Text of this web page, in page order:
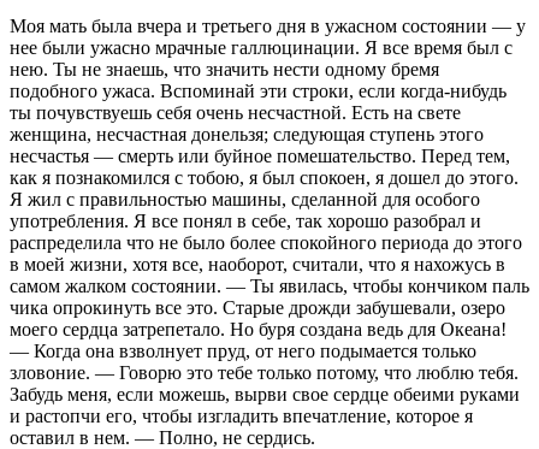
Моя мать была вчера и третьего дня в ужасном состоянии — у
нее были ужасно мрачные галлюцинации. Я все время был с
нею. Ты не знаешь, что значить нести одному бремя
подобного ужаса. Вспоминай эти строки, если когда-нибудь
ты почувствуешь себя очень несчастной. Есть на свете
женщина, несчастная донельзя; следующая ступень этого
несчастья — смерть или буйное помешательство. Перед тем,
как я позна­комился с тобою, я был спокоен, я дошел до это­го.
Я жил с правильностью машины, сделанной для особого
употребления. Я все понял в себе, так хо­рошо разобрал и
распределила что не было более спокойного периода до этого
в моей жизни, хотя все, наоборот, считали, что я нахожусь в
самом жалком состоянии. — Ты явилась, чтобы кончиком паль­
чика опрокинуть все это. Старые дрожди забушевали, озеро
моего сердца затрепетало. Но буря создана ведь для Океана!
— Когда она взволнует пруд, от него подымается только
зловоние. — Говорю это тебе только потому, что люблю тебя.
Забудь меня, если можешь, вырви свое сердце обеими руками
и растопчи его, что­бы изгладить впечатление, которое я
оставил в нем. — Полно, не сердись.